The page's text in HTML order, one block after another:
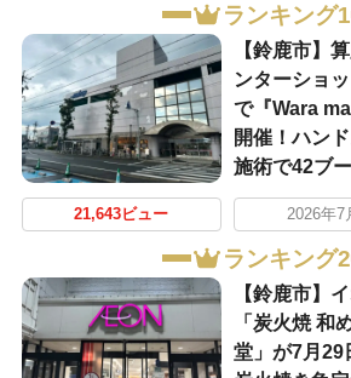
ランキング1
【鈴鹿市】
ンターショ
で『Wara
開催！ハン
施術で42ブ
21,643ビュー 2026年7
ランキング2
【鈴鹿市】
「炭火焼 和
堂」が7月29